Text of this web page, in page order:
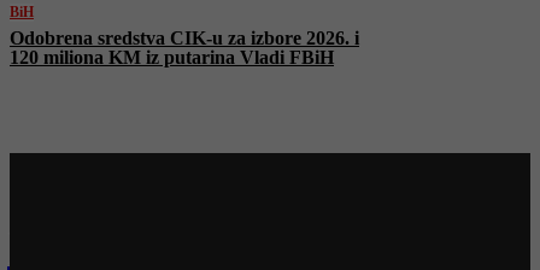
BiH
Odobrena sredstva CIK-u za izbore 2026. i
120 miliona KM iz putarina Vladi FBiH